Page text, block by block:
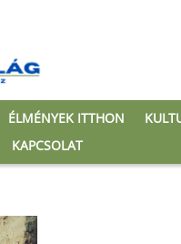
ÉLMÉNYEK ITTHON
KAPCSOLAT